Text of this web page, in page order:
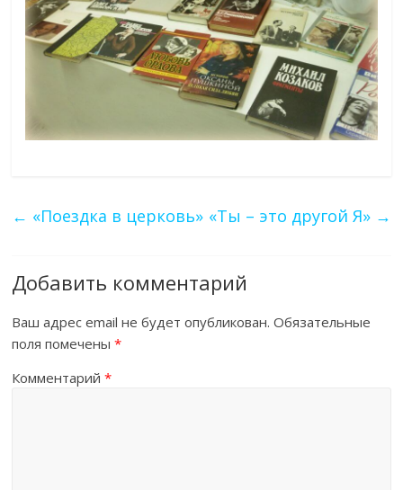
← «Поездка в церковь» «Ты – это другой Я» →
Добавить комментарий
Ваш адрес email не будет опубликован. Обязательные
поля помечены*
Комментарий*